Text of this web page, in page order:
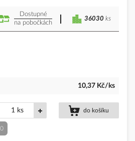
Dostupné
na pobočkách
36030 ks
10,37 Kč/ks
ks do košíku